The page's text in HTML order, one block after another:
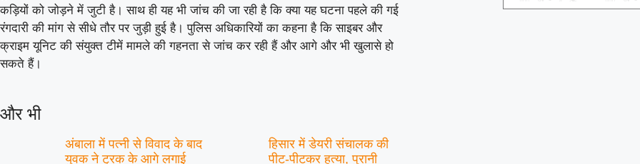
कड़ियों को जोड़ने में जुटी है। साथ ही यह भी जांच की जा रही है कि क्या यह घटना पहले की गई
रंगदारी की मांग से सीधे तौर पर जुड़ी हुई है। पुलिस अधिकारियों का कहना है कि साइबर और
क्राइम यूनिट की संयुक्त टीमें मामले की गहनता से जांच कर रही हैं और आगे और भी खुलासे हो
सकते हैं।
और भी
अंबाला में पत्नी से विवाद के बाद
युवक ने ट्रक के आगे लगाई
हिसार में डेयरी संचालक की
पीट-पीटकर हत्या, पुरानी